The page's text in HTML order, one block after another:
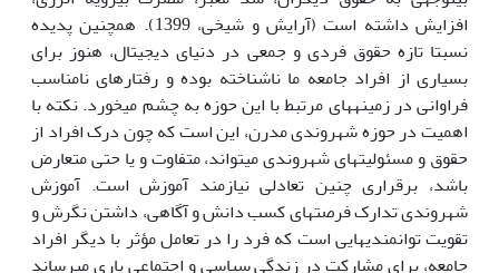
افزایش داشته است (آرایش و شیخی، 1399). همچنین پدیده
نسبتا تازه حقوق فردی و جمعی در دنیای دیجیتال، هنوز برای
بسیاری از افراد جامعه ما ناشناخته بوده و رفتارهای نامناسب
فراوانی در زمینه­های مرتبط با این حوزه به چشم می­خورد. نکته با
اهمیت در حوزه شهروندی مدرن، این است که چون درک افراد از
حقوق و مسئولیت­های شهروندی می­تواند، متفاوت و یا حتی متعارض
باشد، برقراری چنین تعادلی نیازمند آموزش است. آموزش
شهروندی تدارک فرصت­های کسب دانش و آگاهی، داشتن نگرش و
تقویت توانمندی­هایی است که فرد را در تعامل مؤثر با دیگر افراد
جامعه، برای مشارکت در زندگی سیاسی و اجتماعی یاری می­رساند